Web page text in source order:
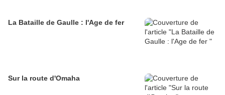
La Bataille de Gaulle : l'Age de fer
Sur la route d'Omaha